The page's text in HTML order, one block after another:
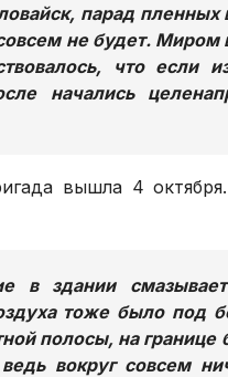
парад
не будет. Миром
что если
начались
вышла 4
в здании
тоже было под
полосы, на
вокруг совсем